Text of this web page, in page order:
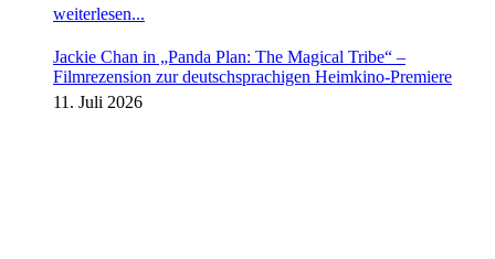
weiterlesen...
Jackie Chan in „Panda Plan: The Magical Tribe“ –
Filmrezension zur deutschsprachigen Heimkino-Premiere
11. Juli 2026